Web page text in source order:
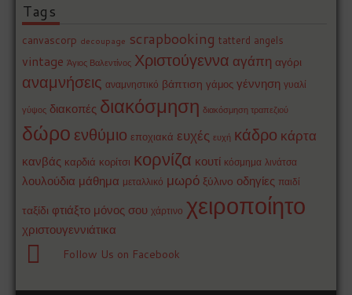
Tags
canvascorp decoupage scrapbooking tatterd angels
vintage Άγιος Βαλεντίνος Χριστούγεννα αγάπη αγόρι
αναμνήσεις αναμνηστικό βάπτιση γάμος γέννηση γυαλί
γύψος διακοπές διακόσμηση διακόσμηση τραπεζιού
δώρο ενθύμιο εποχιακά ευχές ευχή κάδρο κάρτα
κανβάς καρδιά κορίτσι κορνίζα κουτί κόσμημα λινάτσα
λουλούδια μάθημα μεταλλικό μωρό ξύλινο οδηγίες παιδί
ταξίδι φτιάξτο μόνος σου χάρτινο χειροποίητο
χριστουγεννιάτικα
Follow Us on Facebook